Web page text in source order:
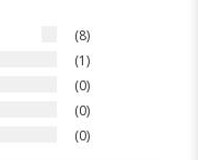
8
1
0
0
0